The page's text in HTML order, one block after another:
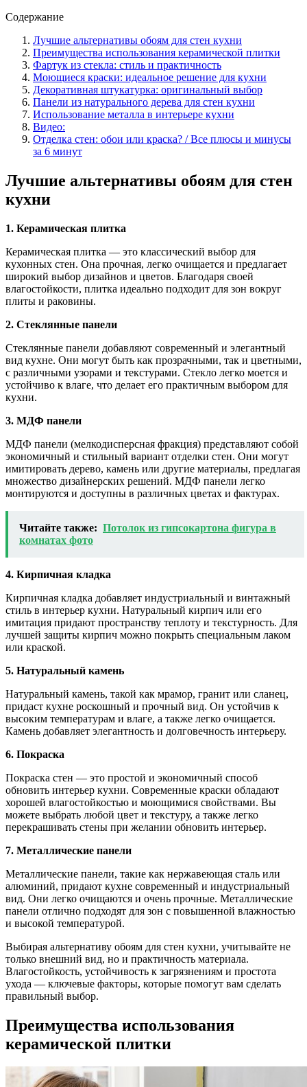
Содержание
Лучшие альтернативы обоям для стен кухни
Преимущества использования керамической плитки
Фартук из стекла: стиль и практичность
Моющиеся краски: идеальное решение для кухни
Декоративная штукатурка: оригинальный выбор
Панели из натурального дерева для стен кухни
Использование металла в интерьере кухни
Видео:
Отделка стен: обои или краска? / Все плюсы и минусы
за 6 минут
Лучшие альтернативы обоям для стен
кухни
1. Керамическая плитка
Керамическая плитка — это классический выбор для
кухонных стен. Она прочная, легко очищается и предлагает
широкий выбор дизайнов и цветов. Благодаря своей
влагостойкости, плитка идеально подходит для зон вокруг
плиты и раковины.
2. Стеклянные панели
Стеклянные панели добавляют современный и элегантный
вид кухне. Они могут быть как прозрачными, так и цветными,
с различными узорами и текстурами. Стекло легко моется и
устойчиво к влаге, что делает его практичным выбором для
кухни.
3. МДФ панели
МДФ панели (мелкодисперсная фракция) представляют собой
экономичный и стильный вариант отделки стен. Они могут
имитировать дерево, камень или другие материалы, предлагая
множество дизайнерских решений. МДФ панели легко
монтируются и доступны в различных цветах и фактурах.
Читайте также: Потолок из гипсокартона фигура в
комнатах фото
4. Кирпичная кладка
Кирпичная кладка добавляет индустриальный и винтажный
стиль в интерьер кухни. Натуральный кирпич или его
имитация придают пространству теплоту и текстурность. Для
лучшей защиты кирпич можно покрыть специальным лаком
или краской.
5. Натуральный камень
Натуральный камень, такой как мрамор, гранит или сланец,
придаст кухне роскошный и прочный вид. Он устойчив к
высоким температурам и влаге, а также легко очищается.
Камень добавляет элегантность и долговечность интерьеру.
6. Покраска
Покраска стен — это простой и экономичный способ
обновить интерьер кухни. Современные краски обладают
хорошей влагостойкостью и моющимися свойствами. Вы
можете выбрать любой цвет и текстуру, а также легко
перекрашивать стены при желании обновить интерьер.
7. Металлические панели
Металлические панели, такие как нержавеющая сталь или
алюминий, придают кухне современный и индустриальный
вид. Они легко очищаются и очень прочные. Металлические
панели отлично подходят для зон с повышенной влажностью
и высокой температурой.
Выбирая альтернативу обоям для стен кухни, учитывайте не
только внешний вид, но и практичность материала.
Влагостойкость, устойчивость к загрязнениям и простота
ухода — ключевые факторы, которые помогут вам сделать
правильный выбор.
Преимущества использования
керамической плитки